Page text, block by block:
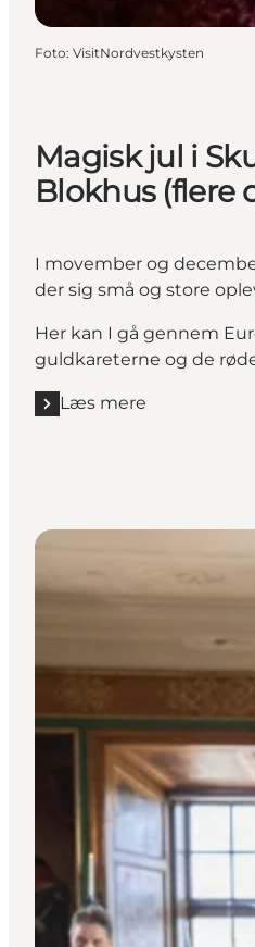
Foto: VisitNordvestkysten
Magisk jul i
Blokhus (flere
I movember og
der sig små og store
Her kan I gå gennem
guldkareterne og de
Læs mere
Læs mere "Magisk jul i